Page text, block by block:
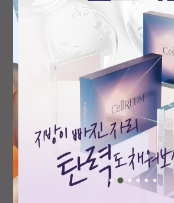
보이지 않는 디테일이 만
아름다움의 본질을 꿰
어제보다 빛나는 당신의
아트너
가 함께합니